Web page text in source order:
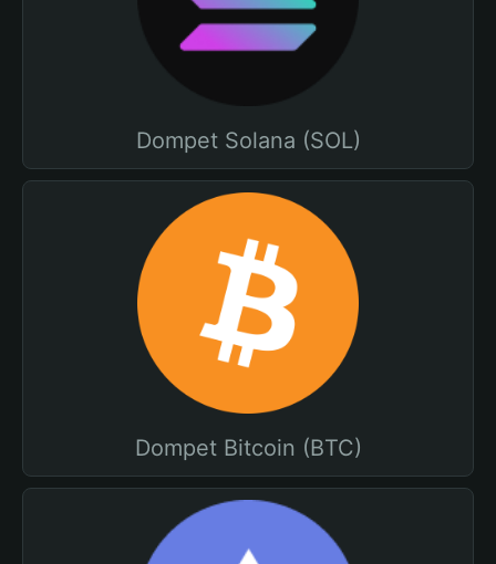
Dompet Solana (SOL)
Dompet Bitcoin (BTC)